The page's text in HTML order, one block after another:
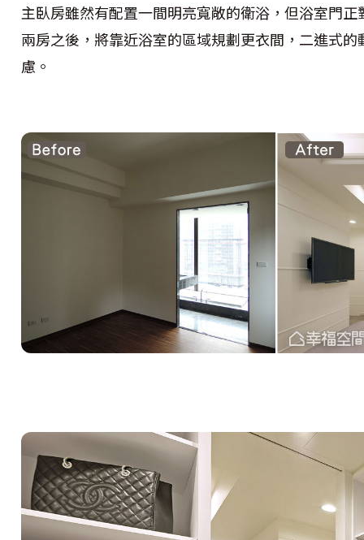
主臥房雖然有配置一間明亮寬敞的衛浴，但浴室門
兩房之後，將靠近浴室的區域規劃更衣間，二進式
慮。